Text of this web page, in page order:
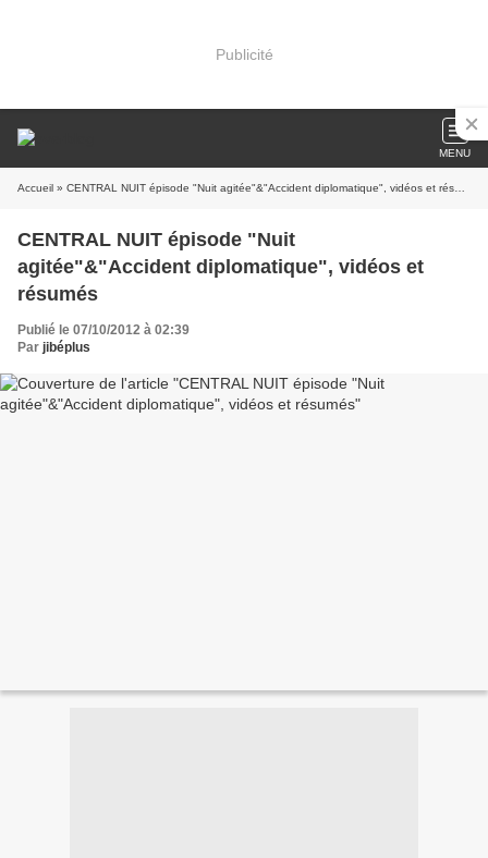
Publicité
MENU
Accueil » CENTRAL NUIT épisode "Nuit agitée"&"Accident diplomatique", vidéos et résumés
CENTRAL NUIT épisode "Nuit
agitée"&"Accident diplomatique", vidéos et
résumés
Publié le 07/10/2012 à 02:39
Par jibéplus